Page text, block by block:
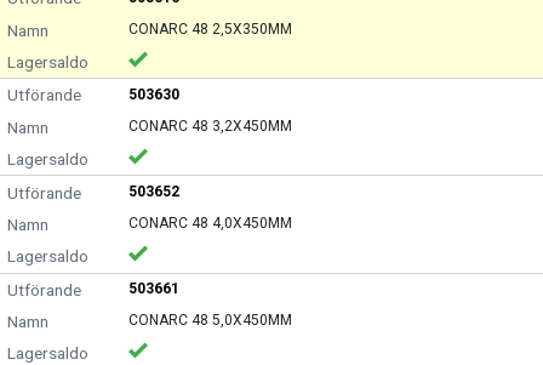
CONARC 48 2,5X350MM
503630
CONARC 48 3,2X450MM
503652
CONARC 48 4,0X450MM
503661
CONARC 48 5,0X450MM